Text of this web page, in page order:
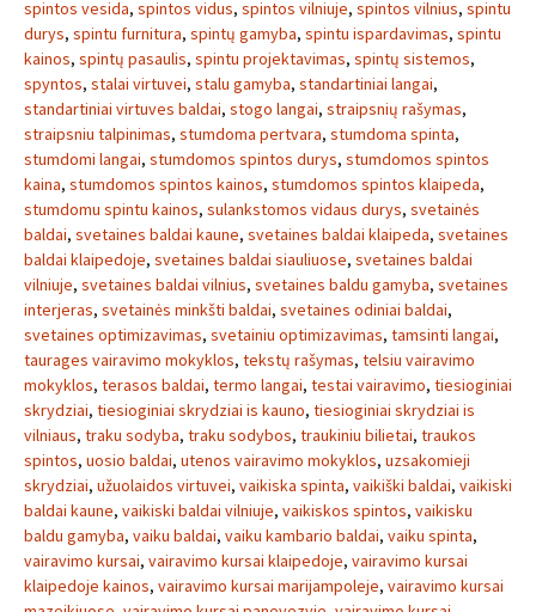
spintos vesida, spintos vidus, spintos vilniuje, spintos vilnius, spintu
durys, spintu furnitura, spintų gamyba, spintu ispardavimas, spintu
kainos, spintų pasaulis, spintu projektavimas, spintų sistemos,
spyntos, stalai virtuvei, stalu gamyba, standartiniai langai,
standartiniai virtuves baldai, stogo langai, straipsnių rašymas,
straipsniu talpinimas, stumdoma pertvara, stumdoma spinta,
stumdomi langai, stumdomos spintos durys, stumdomos spintos
kaina, stumdomos spintos kainos, stumdomos spintos klaipeda,
stumdomu spintu kainos, sulankstomos vidaus durys, svetainės
baldai, svetaines baldai kaune, svetaines baldai klaipeda, svetaines
baldai klaipedoje, svetaines baldai siauliuose, svetaines baldai
vilniuje, svetaines baldai vilnius, svetaines baldu gamyba, svetaines
interjeras, svetainės minkšti baldai, svetaines odiniai baldai,
svetaines optimizavimas, svetainiu optimizavimas, tamsinti langai,
taurages vairavimo mokyklos, tekstų rašymas, telsiu vairavimo
mokyklos, terasos baldai, termo langai, testai vairavimo, tiesioginiai
skrydziai, tiesioginiai skrydziai is kauno, tiesioginiai skrydziai is
vilniaus, traku sodyba, traku sodybos, traukiniu bilietai, traukos
spintos, uosio baldai, utenos vairavimo mokyklos, uzsakomieji
skrydziai, užuolaidos virtuvei, vaikiska spinta, vaikiški baldai, vaikiski
baldai kaune, vaikiski baldai vilniuje, vaikiskos spintos, vaikisku
baldu gamyba, vaiku baldai, vaiku kambario baldai, vaiku spinta,
vairavimo kursai, vairavimo kursai klaipedoje, vairavimo kursai
klaipedoje kainos, vairavimo kursai marijampoleje, vairavimo kursai